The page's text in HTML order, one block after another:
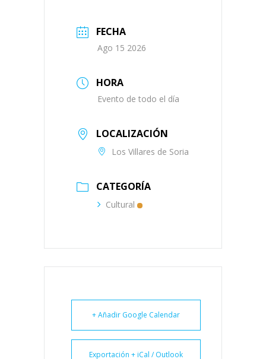
FECHA
Ago 15 2026
HORA
Evento de todo el día
LOCALIZACIÓN
Los Villares de Soria
CATEGORÍA
Cultural
+ Añadir Google Calendar
Exportación + iCal / Outlook